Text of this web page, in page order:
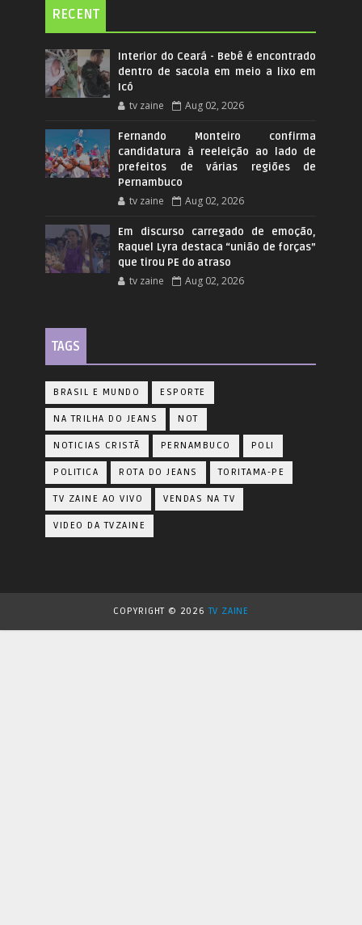
RECENT
Interior do Ceará - Bebê é encontrado
dentro de sacola em meio a lixo em
Icó
tv zaine Aug 02, 2026
Fernando Monteiro confirma
candidatura à reeleição ao lado de
prefeitos de várias regiões de
Pernambuco
tv zaine Aug 02, 2026
Em discurso carregado de emoção,
Raquel Lyra destaca “união de forças”
que tirou PE do atraso
tv zaine Aug 02, 2026
TAGS
BRASIL E MUNDO ESPORTE
NA TRILHA DO JEANS NOT
NOTICIAS CRISTÃ PERNAMBUCO POLI
POLITICA ROTA DO JEANS TORITAMA-PE
TV ZAINE AO VIVO VENDAS NA TV
VIDEO DA TVZAINE
COPYRIGHT © 2026TV ZAINE